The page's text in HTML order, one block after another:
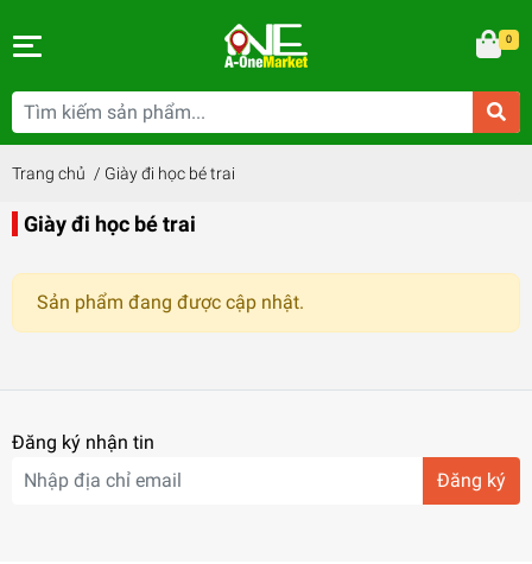
0
Trang chủ / Giày đi học bé trai
Giày đi học bé trai
Sản phẩm đang được cập nhật.
Đăng ký nhận tin
Đăng ký